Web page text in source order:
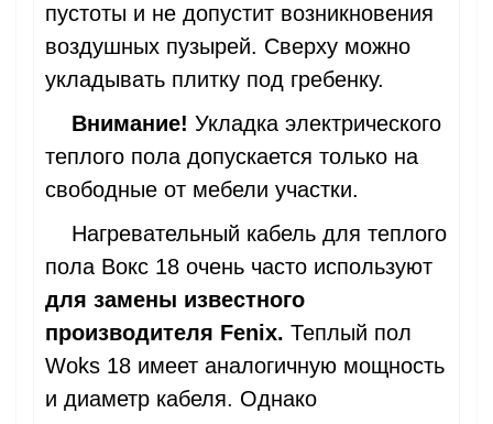
пустоты и не допустит возникновения
воздушных пузырей. Сверху можно
укладывать плитку под гребенку.
Внимание! Укладка электрического
теплого пола допускается только на
свободные от мебели участки.
Нагревательный кабель для теплого
пола Вокс 18 очень часто используют
для замены известного
производителя Fenix. Теплый пол
Woks 18 имеет аналогичную мощность
и диаметр кабеля. Однако